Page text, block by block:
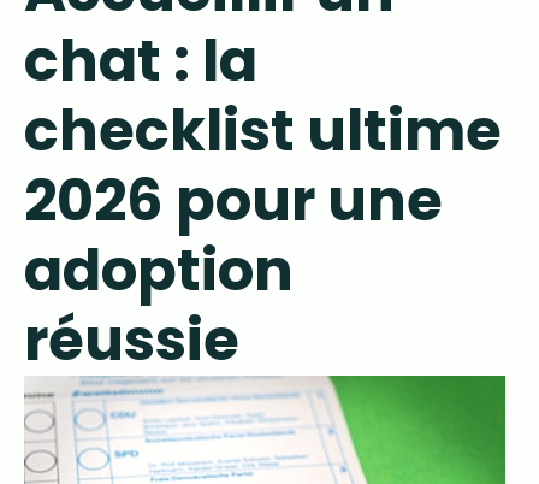
chat : la
checklist ultime
2026 pour une
adoption
réussie